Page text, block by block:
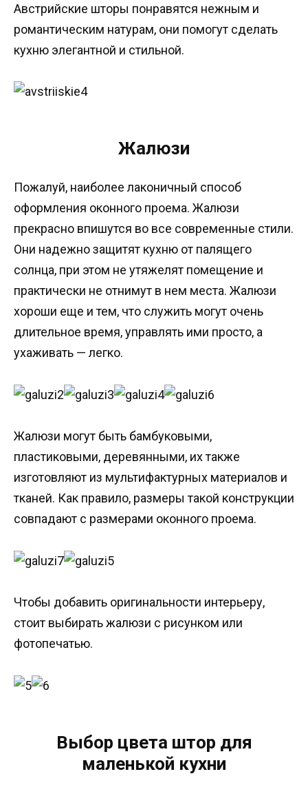
Австрийские шторы понравятся нежным и
романтическим натурам, они помогут сделать
кухню элегантной и стильной.
Жалюзи
Пожалуй, наиболее лаконичный способ
оформления оконного проема. Жалюзи
прекрасно впишутся во все современные стили.
Они надежно защитят кухню от палящего
солнца, при этом не утяжелят помещение и
практически не отнимут в нем места. Жалюзи
хороши еще и тем, что служить могут очень
длительное время, управлять ими просто, а
ухаживать — легко.
Жалюзи могут быть бамбуковыми,
пластиковыми, деревянными, их также
изготовляют из мультифактурных материалов и
тканей. Как правило, размеры такой конструкции
совпадают с размерами оконного проема.
Чтобы добавить оригинальности интерьеру,
стоит выбирать жалюзи с рисунком или
фотопечатью.
Выбор цвета штор для
маленькой кухни